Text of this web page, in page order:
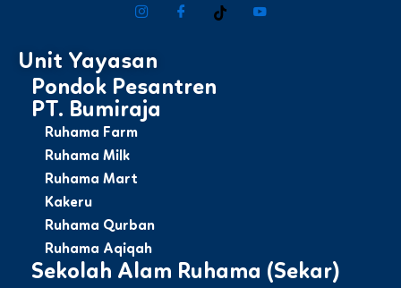
Unit Yayasan
Pondok Pesantren
PT. Bumiraja
Ruhama Farm
Ruhama Milk
Ruhama Mart
Kakeru
Ruhama Qurban
Ruhama Aqiqah
Sekolah Alam Ruhama (Sekar)